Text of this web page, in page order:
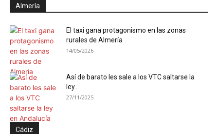
Almería
El taxi gana protagonismo en las zonas
rurales de Almería
14/05/2026
Así de barato les sale a los VTC saltarse la
ley...
27/11/2025
Cádiz